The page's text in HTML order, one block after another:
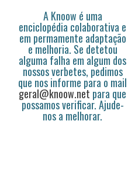
A Knoow é uma
enciclopédia colaborativa e
em permamente adaptação
e melhoria. Se detetou
alguma falha em algum dos
nossos verbetes, pedimos
que nos informe para o mail
geral@knoow.net para que
possamos verificar. Ajude-
nos a melhorar.